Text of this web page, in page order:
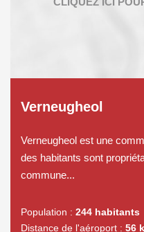
Verneugheol
Verneugheol est une
des habitants sont
commune...
Population : 244 habitants
Distance de l'aéroport : 56